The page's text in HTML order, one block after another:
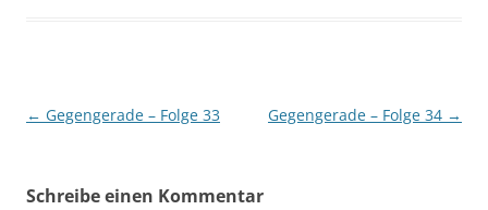
Beitragsnavigation
← Gegengerade – Folge 33 Gegengerade – Folge 34 →
Schreibe einen Kommentar